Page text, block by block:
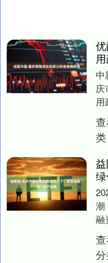
中
庆
用
一
查
类
潮
融
融
查
分